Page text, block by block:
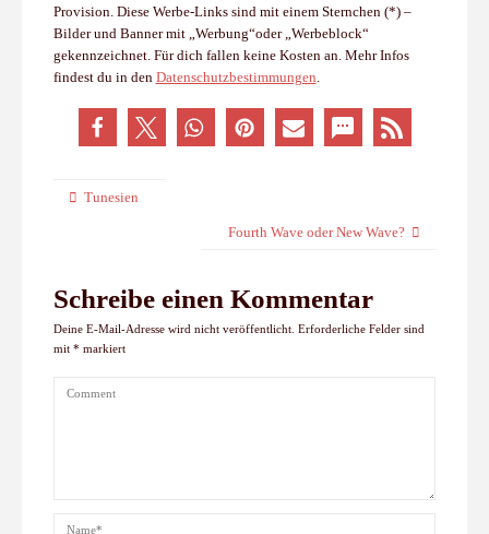
Provision. Diese Werbe-Links sind mit einem Sternchen (*) –
Bilder und Banner mit „Werbung“oder „Werbeblock“
gekennzeichnet. Für dich fallen keine Kosten an. Mehr Infos
findest du in den Datenschutzbestimmungen.
Tunesien
Fourth Wave oder New Wave?
Schreibe einen Kommentar
Deine E-Mail-Adresse wird nicht veröffentlicht. Erforderliche Felder sind
mit * markiert